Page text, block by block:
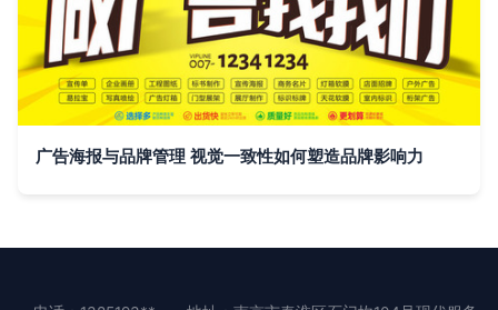
广告海报与品牌管理 视觉一致性如何塑造品牌影响力